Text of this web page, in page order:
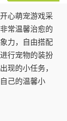
心萌宠游戏采
常温馨治愈的
力，自由搭配
行宠物的装扮
现的小任务，
己的温馨小